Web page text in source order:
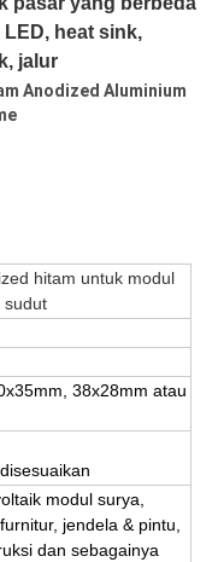
heat sink,
jalur
Anodized Aluminium
hitam untuk modul
sudut
38x28mm atau
disesuaikan
modul surya,
jendela & pintu,
dan sebagainya